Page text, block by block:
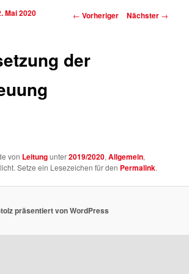
Beitragsnavigation
← Vorheriger Nächster →
der
Mai 2020
von Leitungunter2019/2020,Allgemein,
Setze ein Lesezeichen für den Permalink.
präsentiert von WordPress